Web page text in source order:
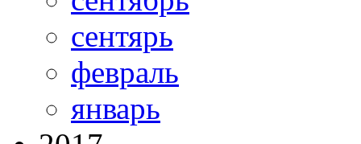
сентярь
февраль
январь